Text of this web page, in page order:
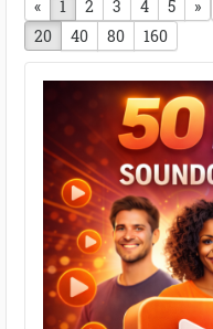
« vorherige Seite
1 2 3 4 5 »
20
40 80 160